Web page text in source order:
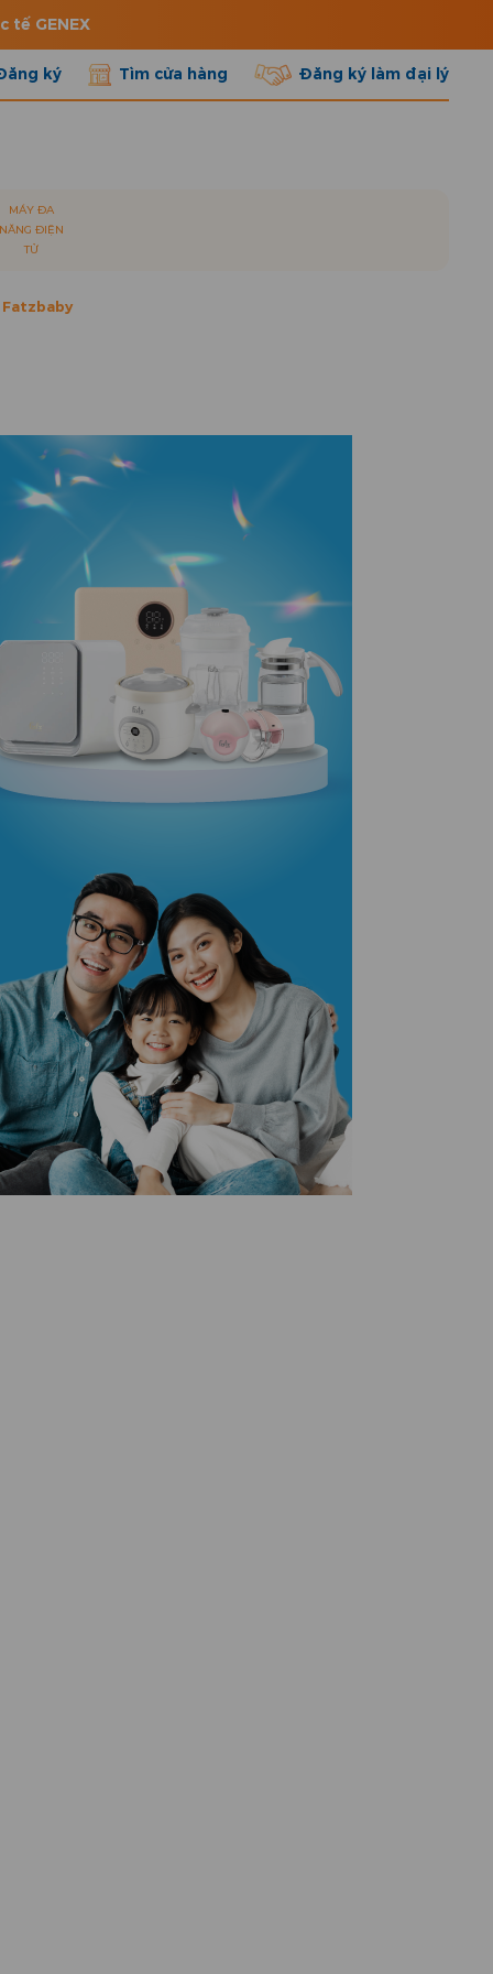
tế GENEX
ký Tìm cửa hàng Đăng ký làm đại lý
MÁY ĐA
NĂNG ĐIỆN
TỬ